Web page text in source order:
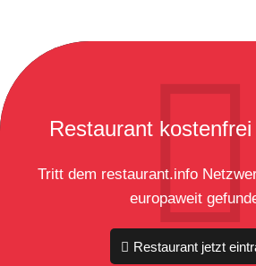
Restaurant
Tritt dem restaurant.info
europaweit
Restaurant jetzt